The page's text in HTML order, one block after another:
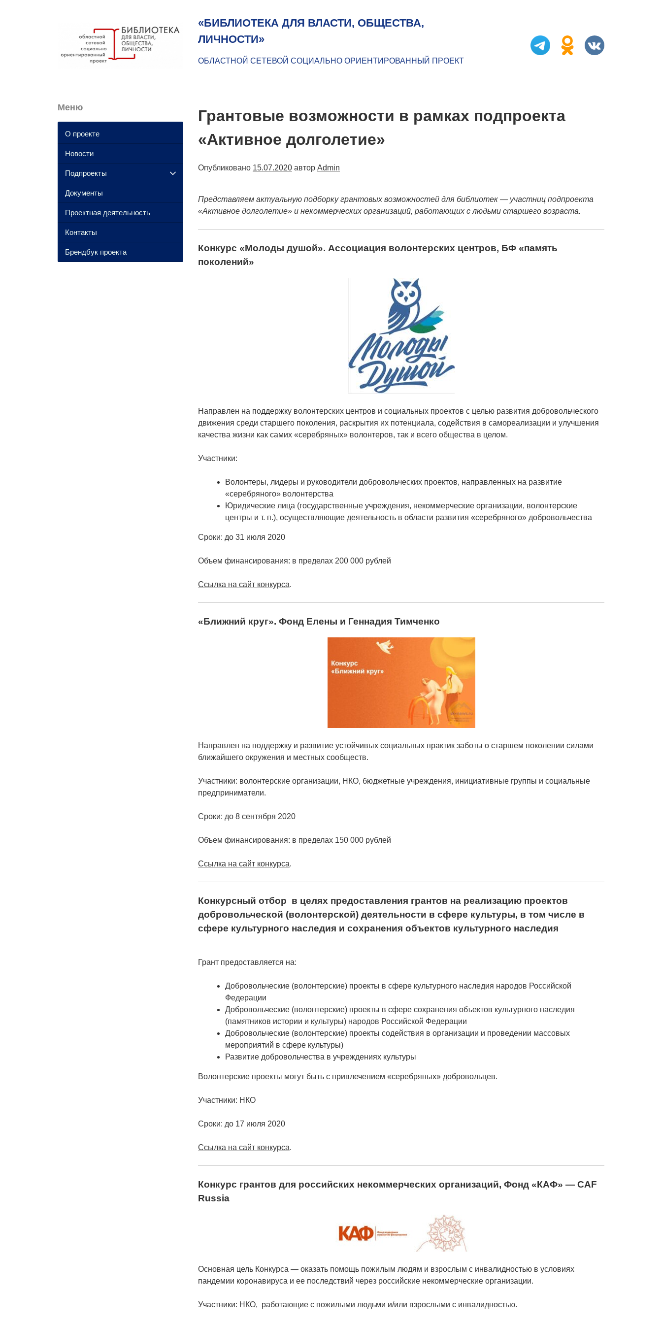
«БИБЛИОТЕКА ДЛЯ ВЛАСТИ, ОБЩЕСТВА,
ЛИЧНОСТИ»
ОБЛАСТНОЙ СЕТЕВОЙ СОЦИАЛЬНО ОРИЕНТИРОВАННЫЙ ПРОЕКТ
Грантовые возможности в рамках подпроекта
«Активное долголетие»
Опубликовано 15.07.2020 автор Admin
Представляем актуальную подборку грантовых возможностей для библиотек — участниц подпроекта
«Активное долголетие» и некоммерческих организаций, работающих с людьми старшего возраста.
Конкурс «Молоды душой». Ассоциация волонтерских центров, БФ «память
поколений»
Направлен на поддержку волонтерских центров и социальных проектов с целью развития добровольческого
движения среди старшего поколения, раскрытия их потенциала, содействия в самореализации и улучшения
качества жизни как самих «серебряных» волонтеров, так и всего общества в целом.
Участники:
Волонтеры, лидеры и руководители добровольческих проектов, направленных на развитие
«серебряного» волонтерства
Юридические лица (государственные учреждения, некоммерческие организации, волонтерские
центры и т. п.), осуществляющие деятельность в области развития «серебряного» добровольчества
Сроки: до 31 июля 2020
Объем финансирования: в пределах 200 000 рублей
Ссылка на сайт конкурса.
«Ближний круг». Фонд Елены и Геннадия Тимченко
Направлен на поддержку и развитие устойчивых социальных практик заботы о старшем поколении силами
ближайшего окружения и местных сообществ.
Участники: волонтерские организации, НКО, бюджетные учреждения, инициативные группы и социальные
предприниматели.
Сроки: до 8 сентября 2020
Объем финансирования: в пределах 150 000 рублей
Ссылка на сайт конкурса.
Конкурсный отбор в целях предоставления грантов на реализацию проектов
добровольческой (волонтерской) деятельности в сфере культуры, в том числе в
сфере культурного наследия и сохранения объектов культурного наследия
Грант предоставляется на:
Добровольческие (волонтерские) проекты в сфере культурного наследия народов Российской
Федерации
Добровольческие (волонтерские) проекты в сфере сохранения объектов культурного наследия
(памятников истории и культуры) народов Российской Федерации
Добровольческие (волонтерские) проекты содействия в организации и проведении массовых
мероприятий в сфере культуры)
Развитие добровольчества в учреждениях культуры
Волонтерские проекты могут быть с привлечением «серебряных» добровольцев.
Участники: НКО
Сроки: до 17 июля 2020
Ссылка на сайт конкурса.
Конкурс грантов для российских некоммерческих организаций, Фонд «КАФ» — CAF
Russia
Основная цель Конкурса — оказать помощь пожилым людям и взрослым с инвалидностью в условиях
пандемии коронавируса и ее последствий через российские некоммерческие организации.
Участники: НКО, работающие с пожилыми людьми и/или взрослыми с инвалидностью.
Меню
О проекте
Новости
Подпроекты
Документы
Проектная деятельность
Контакты
Брендбук проекта